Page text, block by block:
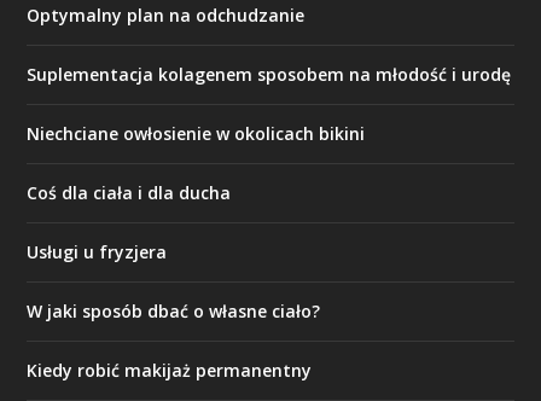
Optymalny plan na odchudzanie
Suplementacja kolagenem sposobem na młodość i urodę
Niechciane owłosienie w okolicach bikini
Coś dla ciała i dla ducha
Usługi u fryzjera
W jaki sposób dbać o własne ciało?
Kiedy robić makijaż permanentny